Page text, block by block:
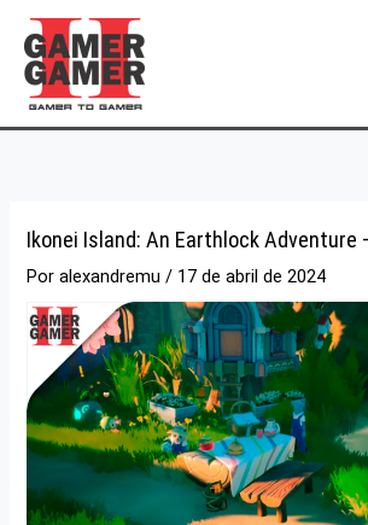
para
conteúdo
Ikonei Island: An Earthlock Adventure
Poralexandremu/ 17 de abril de 2024